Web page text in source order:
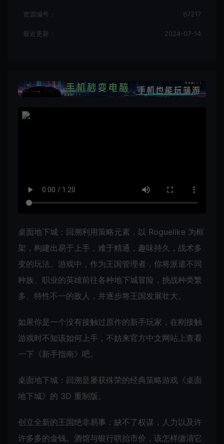
资源编号： 67217
最近更新： 2024-07-14
桌面地下城：回溯利用策略元素，以 Roguelike 为框
架，构建出易于上手，难于精通，趣味持久，战术多
变的玩法。游戏中，作为王国管理者，你将派遣不同
种族、职业的英雄前往各种地下城冒险，挑战种类繁
多、特性不一的敌人，并逐步将王国发展壮大。
如果你是一个没有接触过原作的新手玩家，在刚接触
游戏时不知该如何上手，不妨来官方中文网站上查看
一下《新手指南》吧。
桌面地下城：回溯是屡获殊荣的经典策略游戏《桌面
地下城》的 3D 重制版。
创立全新的王国绝非易事：缺不了权谋，人力以及许
许多多的金钱。酒馆与银行哄抬市价，该怎样缴清它